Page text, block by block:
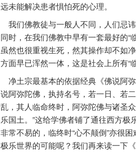
远未能解决患者惧怕死的心理。
我们佛教徒与一般人不同，人们忌
同时，在我们佛教中早有一套最好的
虽然也很重视生死，然其操作却不如
方面早已浑然一体，这是社会上所有“
净土宗最基本的依据经典《佛说阿
说阿弥陀佛，执持名号，若一日、若
乱，其人临命终时，阿弥陀佛与诸圣
乐国土。”这给学佛者铺了通往西方极
非常不易的，临终时“心不颠倒”亦很
极乐世界的可能呢？我们再来读一下